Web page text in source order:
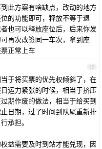
此方案有啥缺点，改动的地方
的功能即可，释放不等于退
也可以释放座位后，后来你发
再次改签同一车次，拿到座
正常上车
15
于将买票的优先权倾斜了，在
运力紧张的时候，相当于挤压
期作废的做法，相当于给买到
日期，过了时间到队尾重新排
承担。
益需要及时到站才能兑现，因